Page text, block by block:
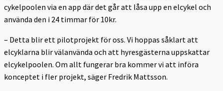
cykelpoolen via en app där det går att låsa upp en elcykel och
använda den i 24 timmar för 10kr.
– Detta blir ett pilotprojekt för oss. Vi hoppas såklart att
elcyklarna blir välanvända och att hyresgästerna uppskattar
elcykelpoolen. Om allt fungerar bra kommer vi att införa
konceptet i fler projekt, säger Fredrik Mattsson.